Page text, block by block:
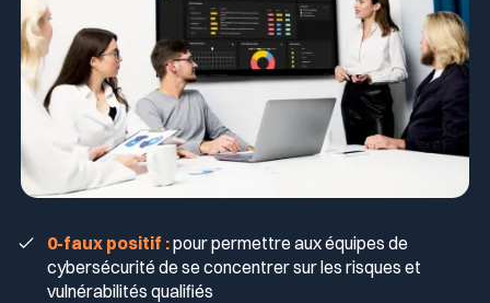
Guide menaces cyber
Votre programme de sécurité est excellent. Et il ne voit pas la
moitié de ce qui se passe.
Télécharger le guide
0-faux positif :pour permettre aux équipes de
cybersécurité de se concentrer sur les risques et
vulnérabilités qualifiés